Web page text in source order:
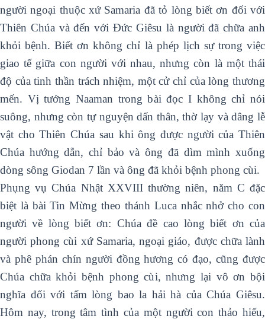
người ngoại thuộc xứ Samaria đã tỏ lòng biết ơn đối với
Thiên Chúa và đến với Đức Giêsu là người đã chữa anh
khỏi bệnh. Biết ơn không chỉ là phép lịch sự trong việc
giao tế giữa con người với nhau, nhưng còn là một thái
độ của tinh thần trách nhiệm, một cử chỉ của lòng thương
mến. Vị tướng Naaman trong bài đọc I không chỉ nói
suông, nhưng còn tự nguyện dấn thân, thờ lạy và dâng lễ
vật cho Thiên Chúa sau khi ông được người của Thiên
Chúa hướng dẫn, chỉ bảo và ông đã dìm mình xuống
dòng sông Giodan 7 lần và ông đã khỏi bệnh phong cùi.
Phụng vụ Chúa Nhật XXVIII thường niên, năm C đặc
biệt là bài Tin Mừng theo thánh Luca nhắc nhở cho con
người về lòng biết ơn: Chúa đề cao lòng biết ơn của
người phong cùi xứ Samaria, ngoại giáo, được chữa lành
và phê phán chín người đồng hương có đạo, cũng được
Chúa chữa khỏi bệnh phong cùi, nhưng lại vô ơn bội
nghĩa đối với tấm lòng bao la hải hà của Chúa Giêsu.
Hôm nay, trong tâm tình của một người con thảo hiếu,